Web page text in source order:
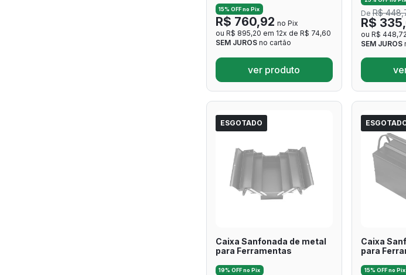
15% OFF no Pix
R$ 760,92 no Pix
ou R$ 895,20 em 12x de R$ 74,60
SEM JUROSno cartão
ver produto
DeR$
R$
ou R$
SEM JUROS
Caixa Sanfonada de metal
para Ferramentas
19% OFF no Pix
ESGOTADO
Caixa
para
15% OFF no Pix